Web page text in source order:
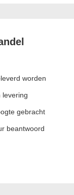
worden
levering
gebracht
beantwoord